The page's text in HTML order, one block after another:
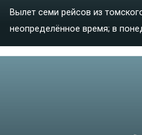
Вылет семи рейсов из
неопределённое время; в